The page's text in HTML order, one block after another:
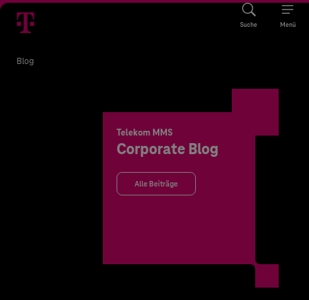
Suche Menü
Blog
Telekom MMS
Corporate Blog
Alle Beiträge